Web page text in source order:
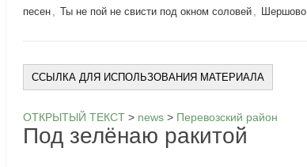
песен , Ты не пой не свисти под окном соловей , Шершово
ССЫЛКА ДЛЯ ИСПОЛЬЗОВАНИЯ МАТЕРИАЛА
ОТКРЫТЫЙ ТЕКСТ > news > Перевозский район
Под зелёнаю ракитой